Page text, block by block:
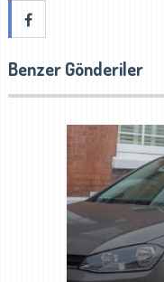
Benzer Gönderiler